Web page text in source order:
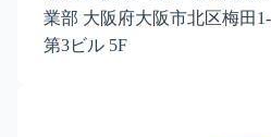
業部 大阪府大阪市北区梅田
第3ビル 5F